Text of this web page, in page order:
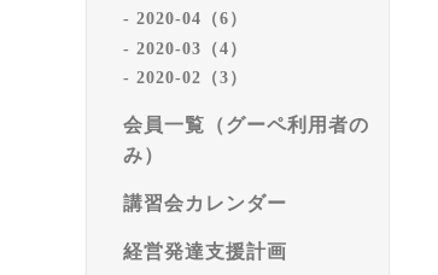
2020-04（6）
2020-03（4）
2020-02（3）
会員一覧（グーペ利用者の
み）
講習会カレンダー
経営発達支援計画